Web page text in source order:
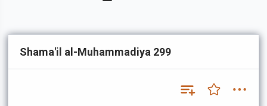
Shama'il al-Muhammadiya 299